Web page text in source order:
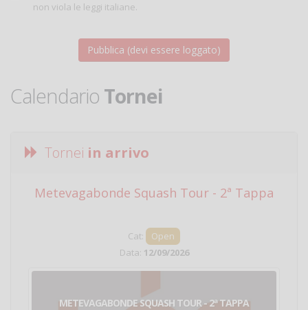
non viola le leggi italiane.
Calendario Tornei
Tornei in arrivo
Metevagabonde Squash Tour - 2ª Tappa
Cat:
Open
Data: 12/09/2026
METEVAGABONDE SQUASH TOUR - 2ª TAPPA